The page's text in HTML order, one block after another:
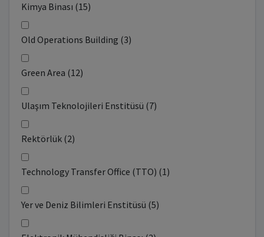
Kimya Binası (15)
Old Operations Building (3)
Green Area (12)
Ulaşım Teknolojileri Enstitüsü (7)
Rektörlük (2)
Technology Transfer Office (TTO) (1)
Yer ve Deniz Bilimleri Enstitüsü (5)